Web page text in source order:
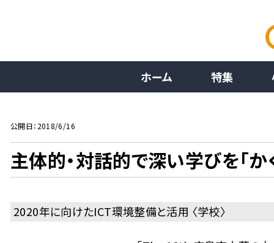
ホーム 特集
公開日：2018/6/16
主体的・対話的で深い学びを「か
2020年に向けたICT環境整備と活用 〈学校〉